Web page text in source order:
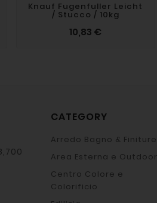
Knauf Fugenfuller Leicht
/ Stucco / 10kg
10,83 €
CATEGORY
Arredo Bagno & Finiture
Area Esterna e Outdoor
Centro Colore e
Colorificio